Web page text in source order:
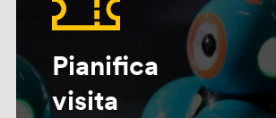
Pianifica
visita